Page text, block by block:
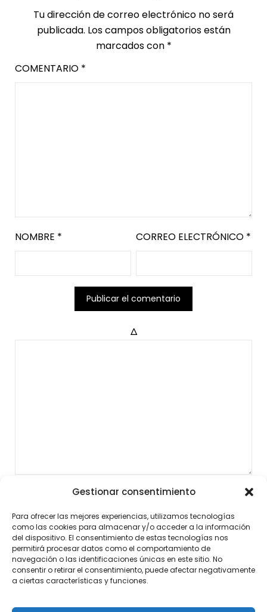
Tu dirección de correo electrónico no será
publicada. Los campos obligatorios están
marcados con *
COMENTARIO *
NOMBRE * CORREO ELECTRÓNICO *
Δ
Gestionar consentimiento
Para ofrecer las mejores experiencias, utilizamos tecnologías
como las cookies para almacenar y/o acceder a la información
del dispositivo. El consentimiento de estas tecnologías nos
permitirá procesar datos como el comportamiento de
navegación o las identificaciones únicas en este sitio. No
consentir o retirar el consentimiento, puede afectar negativamente
a ciertas características y funciones.